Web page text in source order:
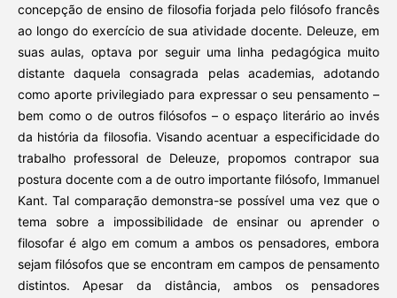
concepção de ensino de filosofia forjada pelo filósofo francês
ao longo do exercício de sua atividade docente. Deleuze, em
suas aulas, optava por seguir uma linha pedagógica muito
distante daquela consagrada pelas academias, adotando
como aporte privilegiado para expressar o seu pensamento –
bem como o de outros filósofos – o espaço literário ao invés
da história da filosofia. Visando acentuar a especificidade do
trabalho professoral de Deleuze, propomos contrapor sua
postura docente com a de outro importante filósofo, Immanuel
Kant. Tal comparação demonstra-se possível uma vez que o
tema sobre a impossibilidade de ensinar ou aprender o
filosofar é algo em comum a ambos os pensadores, embora
sejam filósofos que se encontram em campos de pensamento
distintos. Apesar da distância, ambos os pensadores